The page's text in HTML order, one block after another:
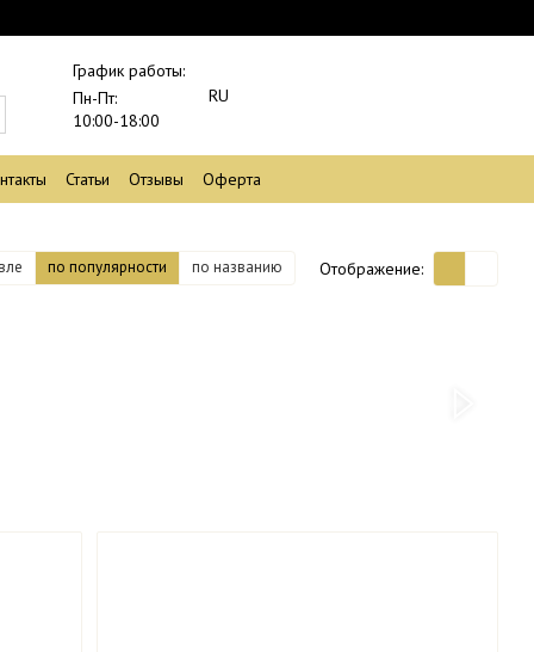
График работы:
Пн-Пт:
10:00-18:00
RU
Статьи Отзывы Оферта
по популярности по названию Отображение: